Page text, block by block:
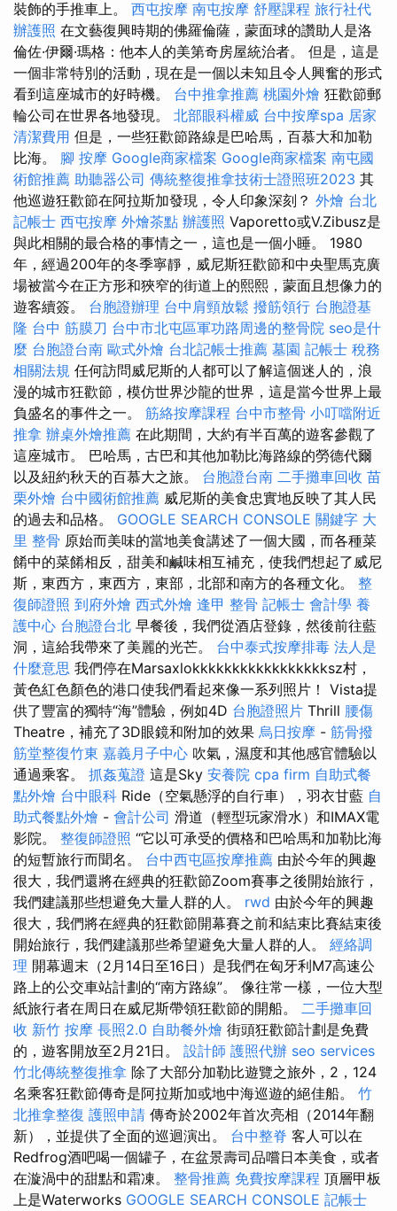
裝飾的手推車上。 西屯按摩 南屯按摩 舒壓課程 旅行社代
辦護照 在文藝復興時期的佛羅倫薩，蒙面球的讚助人是洛
倫佐·伊爾·瑪格：他本人的美第奇房屋統治者。 但是，這是
一個非常特別的活動，現在是一個以未知且令人興奮的形式
看到這座城市的好時機。 台中推拿推薦 桃園外燴 狂歡節郵
輪​​公司在世界各地發現。 北部眼科權威 台中按摩spa 居家
清潔費用 但是，一些狂歡節路線是巴哈馬，百慕大和加勒
比海。 腳 按摩 Google商家檔案 Google商家檔案 南屯國
術館推薦 助聽器公司 傳統整復推拿技術士證照班2023 其
他巡遊狂歡節在阿拉斯加發現，令人印象深刻？ 外燴 台北
記帳士 西屯按摩 外燴茶點 辦護照 Vaporetto或V.Zibusz是
與此相關的最合格的事情之一，這也是一個小睡。 1980
年，經過200年的冬季寧靜，威尼斯狂歡節和中央聖馬克廣
場被當今在正方形和狹窄的街道上的熙熙，蒙面且想像力的
遊客續簽。 台胞證辦理 台中肩頸放鬆 撥筋領行 台胞證基
隆 台中 筋膜刀 台中市北屯區軍功路周邊的整骨院 seo是什
麼 台胞證台南 歐式外燴 台北記帳士推薦 墓園 記帳士 稅務
相關法規 任何訪問威尼斯的人都可以了解這個迷人的，浪
漫的城市狂歡節，模仿世界沙龍的世界，這是當今世界上最
負盛名的事件之一。 筋絡按摩課程 台中市整骨 小叮噹附近
推拿 辦桌外燴推薦 在此期間，大約有半百萬的遊客參觀了
這座城市。 巴哈馬，古巴和其他加勒比海路線的勞德代爾
以及紐約秋天的百慕大之旅。 台胞證台南 二手攤車回收 苗
栗外燴 台中國術館推薦 威尼斯的美食忠實地反映了其人民
的過去和品格。 GOOGLE SEARCH CONSOLE 關鍵字 大
里 整骨 原始而美味的當地美食講述了一個大國，而各種菜
餚中的菜餚相反，甜美和鹹味相互補充，使我們想起了威尼
斯，東西方，東西方，東部，北部和南方的各種文化。 整
復師證照 到府外燴 西式外燴 逢甲 整骨 記帳士 會計學 養
護中心 台胞證台北 早餐後，我們從酒店登錄，然後前往藍
洞，這給我帶來了美麗的光芒。 台中泰式按摩排毒 法人是
什麼意思 我們停在Marsaxlokkkkkkkkkkkkkkkkksz村，
黃色紅色顏色的港口使我們看起來像一系列照片！ Vista提
供了豐富的獨特“海”體驗，例如4D 台胞證照片 Thrill 腰傷
Theatre，補充了3D眼鏡和附加的效果 烏日按摩 - 筋骨撥
筋堂整復竹東 嘉義月子中心 吹氣，濕度和其他感官體驗以
通過乘客。 抓姦蒐證 這是Sky 安養院 cpa firm 自助式餐
點外燴 台中眼科 Ride（空氣懸浮的自行車），羽衣甘藍 自
助式餐點外燴 - 會計公司 滑道（輕型玩家滑水）和IMAX電
影院。 整復師證照 “它以可承受的價格和巴哈馬和加勒比海
的短暫旅行而聞名。 台中西屯區按摩推薦 由於今年的興趣
很大，我們還將在經典的狂歡節Zoom賽事之後開始旅行，
我們建議那些想避免大量人群的人。 rwd 由於今年的興趣
很大，我們將在經典的狂歡節開幕賽之前和結束比賽結束後
開始旅行，我們建議那些希望避免大量人群的人。 經絡調
理 開幕週末（2月14日至16日）是我們在匈牙利M7高速公
路上的公交車站計劃的“南方路線”。 像往常一樣，一位大型
紙旅行者在周日在威尼斯帶領狂歡節的開船。 二手攤車回
收 新竹 按摩 長照2.0 自助餐外燴 街頭狂歡節計劃是免費
的，遊客開放至2月21日。 設計師 護照代辦 seo services
竹北傳統整復推拿 除了大部分加勒比遊覽之旅外，2，124
名乘客狂歡節傳奇是阿拉斯加或地中海巡遊的絕佳船。 竹
北推拿整復 護照申請 傳奇於2002年首次亮相（2014年翻
新），並提供了全面的巡迴演出。 台中整脊 客人可以在
Redfrog酒吧喝一個罐子，在盆景壽司品嚐日本美食，或者
在漩渦中的甜點和霜凍。 整骨推薦 免費按摩課程 頂層甲板
上是Waterworks GOOGLE SEARCH CONSOLE 記帳士